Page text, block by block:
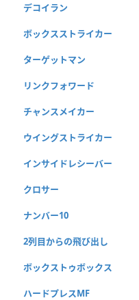
デコイラン
ボックスストライカー
ターゲットマン
リンクフォワード
チャンスメイカー
ウイングストライカー
インサイドレシーバー
クロサー
ナンバー10
2列目からの飛び出し
ボックストゥボックス
ハードプレスMF